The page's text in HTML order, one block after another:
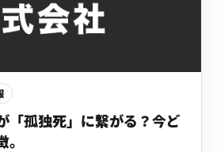
「孤独死」に繋がる？今ど